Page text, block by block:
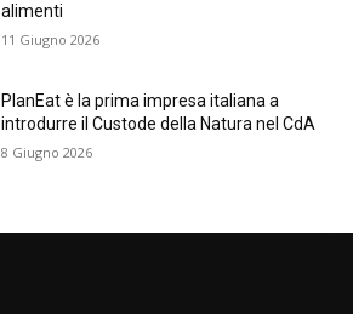
alimenti
11 Giugno 2026
PlanEat è la prima impresa italiana a
introdurre il Custode della Natura nel CdA
8 Giugno 2026